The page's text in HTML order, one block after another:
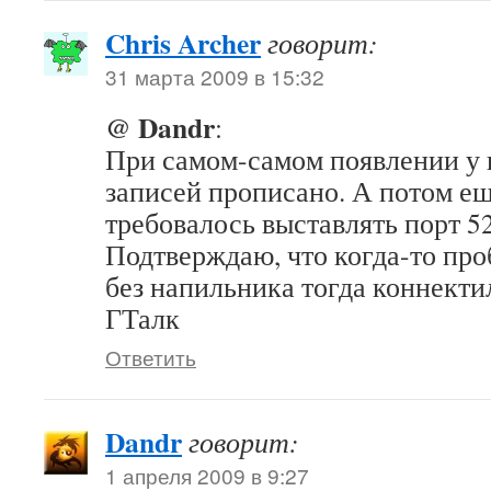
Chris Archerговорит:
31 марта 2009 в 15:32
@ Dandr:
При самом-самом появлении у
записей прописано. А потом
требовалось выставлять порт
Подтверждаю, что когда-то
без напильника тогда
ГТалк
Ответить
Dandrговорит:
1 апреля 2009 в 9:27